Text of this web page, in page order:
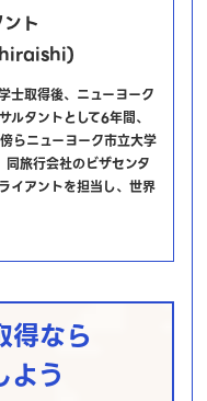
ト
士取得後、ニューヨーク
ルタントとして6年間、
らニューヨーク市立大学
旅行会社のビザセンタ
イアントを担当し、世界
得なら
よう